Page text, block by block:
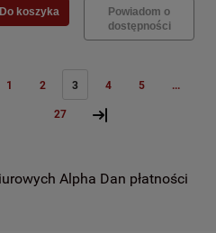
Do koszyka
Powiadom o
dostępności
1 2 3 4 5 ...
27 »